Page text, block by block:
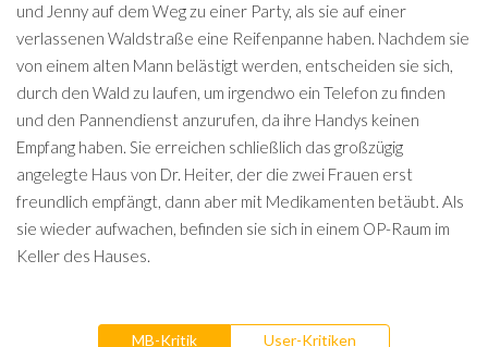
und Jenny auf dem Weg zu einer Party, als sie auf einer
verlassenen Waldstraße eine Reifenpanne haben. Nachdem sie
von einem alten Mann belästigt werden, entscheiden sie sich,
durch den Wald zu laufen, um irgendwo ein Telefon zu finden
und den Pannendienst anzurufen, da ihre Handys keinen
Empfang haben. Sie erreichen schließlich das großzügig
angelegte Haus von Dr. Heiter, der die zwei Frauen erst
freundlich empfängt, dann aber mit Medikamenten betäubt. Als
sie wieder aufwachen, befinden sie sich in einem OP-Raum im
Keller des Hauses.
MB-Kritik User-Kritiken